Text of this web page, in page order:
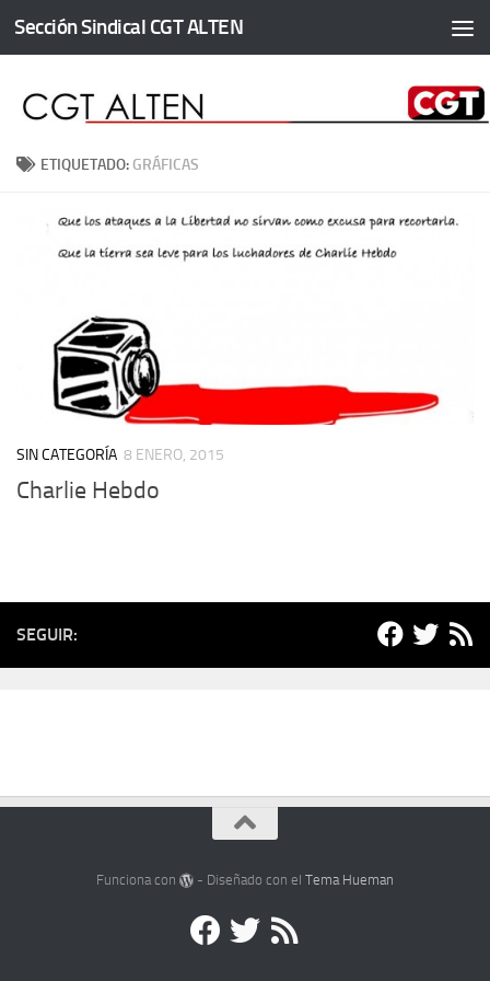
Saltar al contenido
Sección Sindical CGT ALTEN
ETIQUETADO: GRÁFICAS
SIN CATEGORÍA 8 ENERO, 2015
Charlie Hebdo
SEGUIR:
Funciona con - Diseñado con elTema Hueman